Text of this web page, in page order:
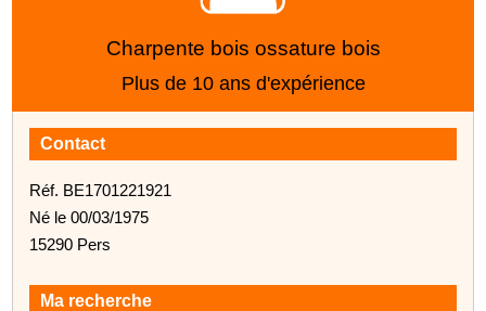
Charpente bois ossature bois
Plus de 10 ans d'expérience
Contact
Réf. BE1701221921
Né le 00/03/1975
15290 Pers
Ma recherche